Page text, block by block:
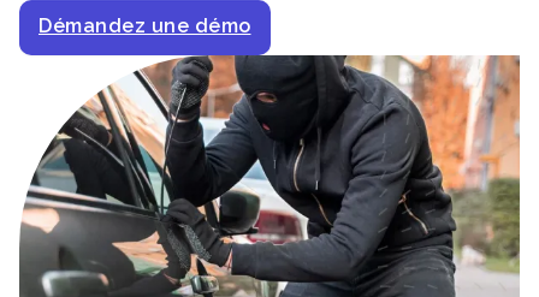
Démandez une démo